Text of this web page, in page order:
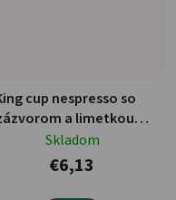
cup nespresso so
a limetkou
kapsule 10 ks
Skladom
€6,13